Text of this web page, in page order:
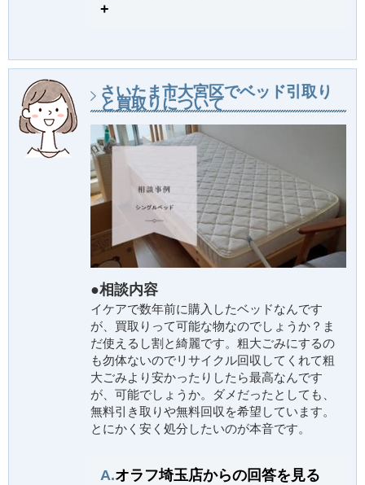
+
さいたま市大宮区でベッド引取り
と買取りについて
●相談内容
イケアで数年前に購入したベッドなんです
が、買取りって可能な物なのでしょうか？ま
だ使えるし割と綺麗です。粗大ごみにするの
も勿体ないのでリサイクル回収してくれて粗
大ごみより安かったりしたら最高なんです
が、可能でしょうか。ダメだったとしても、
無料引き取りや無料回収を希望しています。
とにかく安く処分したいのが本音です。
A.オラフ埼玉店からの回答を見る